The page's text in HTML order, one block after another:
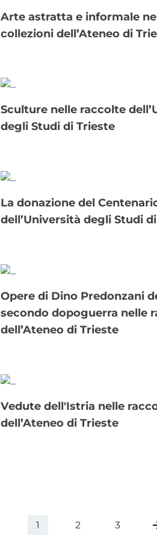
Arte astratta e informale nelle
collezioni dell’Ateneo di
Sculture nelle raccolte dell’Università
degli Studi di Trieste
La donazione del Centenario
dell’Università degli Studi
Opere di Dino Predonzani del
secondo dopoguerra nelle
dell’Ateneo di Trieste
Vedute dell'Istria nelle raccolte
dell’Ateneo di Trieste
1 2 3